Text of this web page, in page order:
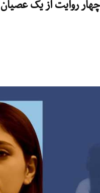
دریچه: چهار روایت از یک